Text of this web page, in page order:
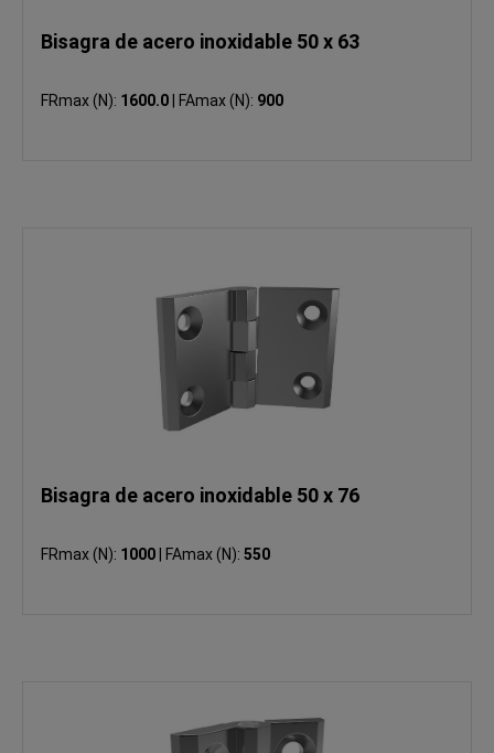
Bisagra de acero inoxidable 50 x 63
FRmax (N): 1600.0 FAmax (N): 900
Bisagra de acero inoxidable 50 x 76
FRmax (N): 1000 FAmax (N): 550